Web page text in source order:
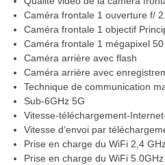
Caméra frontale 1 ouverture f/
Caméra frontale 1 objectif
Caméra frontale 1 mégapixel
Caméra arrière avec flash
Caméra arrière avec
Technique de communication
Sub-6GHz 5G
Vitesse-téléchargement-
Vitesse d’envoi par
Prise en charge du WiFi 2,4
Prise en charge du WiFi 5.0GHz